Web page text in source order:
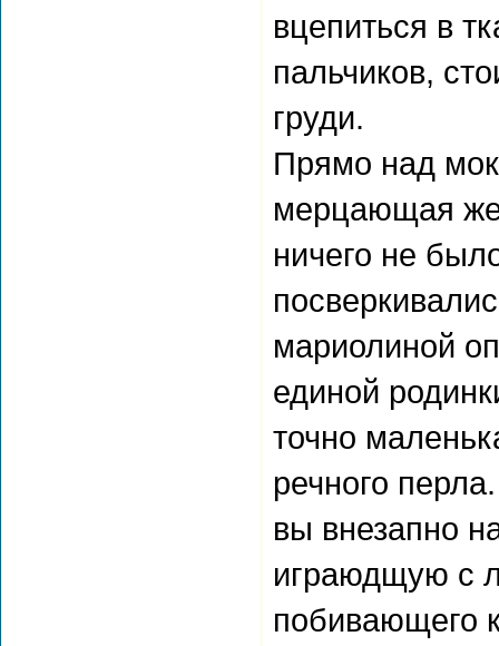
вцепиться в
пальчиков,
груди.
Прямо над
мерцающая
ничего не
мариолиной
единой
точно
речного
вы внезапно
играюдщую с
побивающего